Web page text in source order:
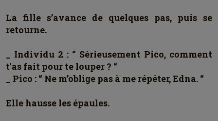
La fille s’avance de quelques pas, puis se
retourne.
_ Individu 2 : “ Sérieusement Pico, comment
t'as fait pour te louper ? “
_ Pico : “ Ne m’oblige pas à me répéter, Edna. “
Elle hausse les épaules.